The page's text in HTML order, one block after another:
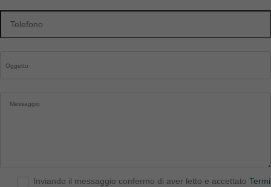
Inviando il messaggio confermo di aver letto e accettato